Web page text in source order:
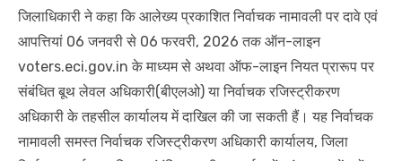
जिलाधिकारी ने कहा कि आलेख्य प्रकाशित निर्वाचक नामावली पर दावे एवं
आपत्तियां 06 जनवरी से 06 फरवरी, 2026 तक ऑन-लाइन
voters.eci.gov.in के माध्यम से अथवा ऑफ-लाइन नियत प्रारूप पर
संबंधित बूथ लेवल अधिकारी(बीएलओ) या निर्वाचक रजिस्ट्रीकरण
अधिकारी के तहसील कार्यालय में दाखिल की जा सकती हैं। यह निर्वाचक
नामावली समस्त निर्वाचक रजिस्ट्रीकरण अधिकारी कार्यालय, जिला